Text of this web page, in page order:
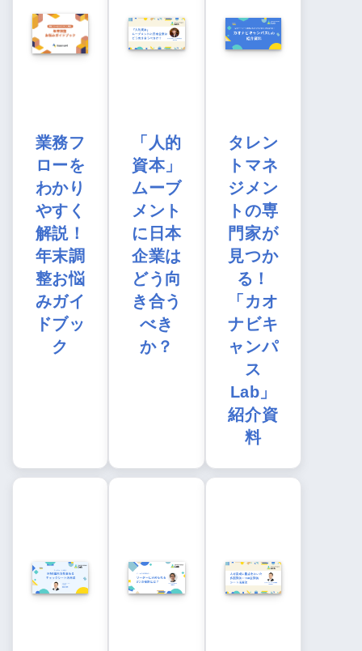
業務フ
ローを
わかり
やすく
解説！
年末調
整お悩
みガイ
ドブッ
ク
「人的
資本」
ムーブ
メント
に日本
企業は
どう向
き合う
べき
か？
タレン
トマネ
ジメン
トの専
門家が
見つか
る！
「カオ
ナビキ
ャンパ
ス
Lab」
紹介資
料